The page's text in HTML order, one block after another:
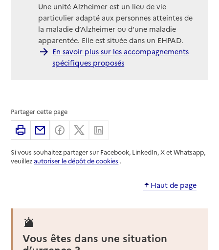
Une unité Alzheimer est un lieu de vie
particulier adapté aux personnes atteintes de
la maladie d’Alzheimer ou d’une maladie
apparentée. Elle est située dans un EHPAD.
En savoir plus sur les accompagnements
spécifiques proposés
Partager cette page
ImprimerPartager par email
Partager sur Facebook
Partager sur X
Si vous souhaitez partager sur Facebook, LinkedIn, X et Whatsapp,
veuillezautoriser le dépôt de cookies .
Haut de page
Vous êtes dans une situation